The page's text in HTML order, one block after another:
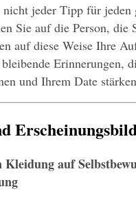
jeder Tipp für jeden
Sie auf die Person, die
auf diese Weise Ihre
Erinnerungen,
und Ihrem Date
Kleidung auf